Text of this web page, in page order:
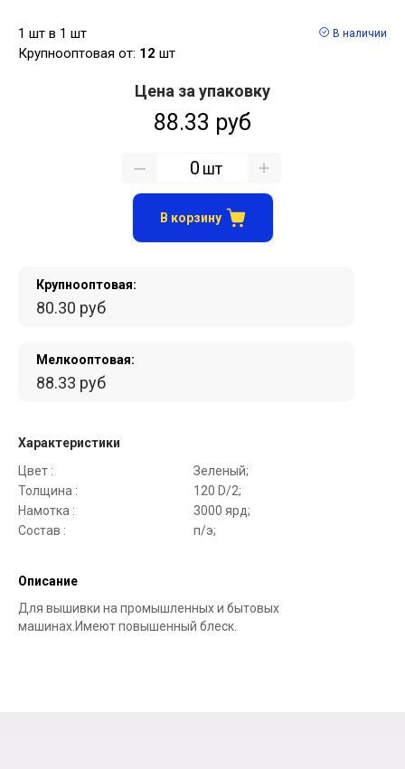
1 шт в 1 шт
Крупнооптовая от: 12 шт
В наличии
Крупнооптовая:
80.30 руб
Мелкооптовая:
88.33 руб
Характеристики
Цвет :
Зеленый;
Толщина :
120 D/2;
Намотка :
3000 ярд;
Состав :
п/э;
Описание
Для вышивки на промышленных и бытовых
машинах.Имеют повышенный блеск.
Цена за упаковку
88.33 руб
шт
В корзину